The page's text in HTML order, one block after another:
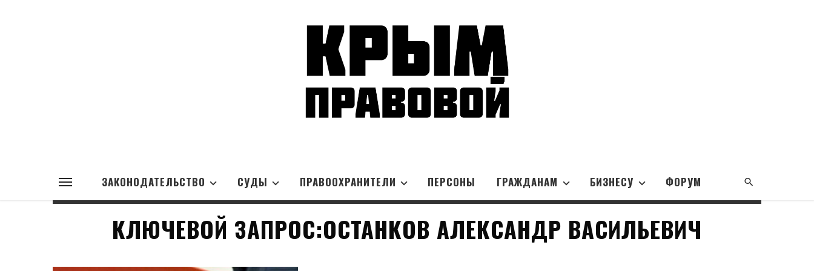
ЗАКОНОДАТЕЛЬСТВО СУДЫ ПРАВООХРАНИТЕЛИ ПЕРСОНЫ ГРАЖДАНАМ БИЗНЕСУ ФОРУМ
КЛЮЧЕВОЙ ЗАПРОС:ОСТАНКОВ АЛЕКСАНДР ВАСИЛЬЕВИЧ